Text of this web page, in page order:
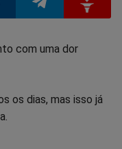
Compartilhar
com uma dor
os dias, mas isso já